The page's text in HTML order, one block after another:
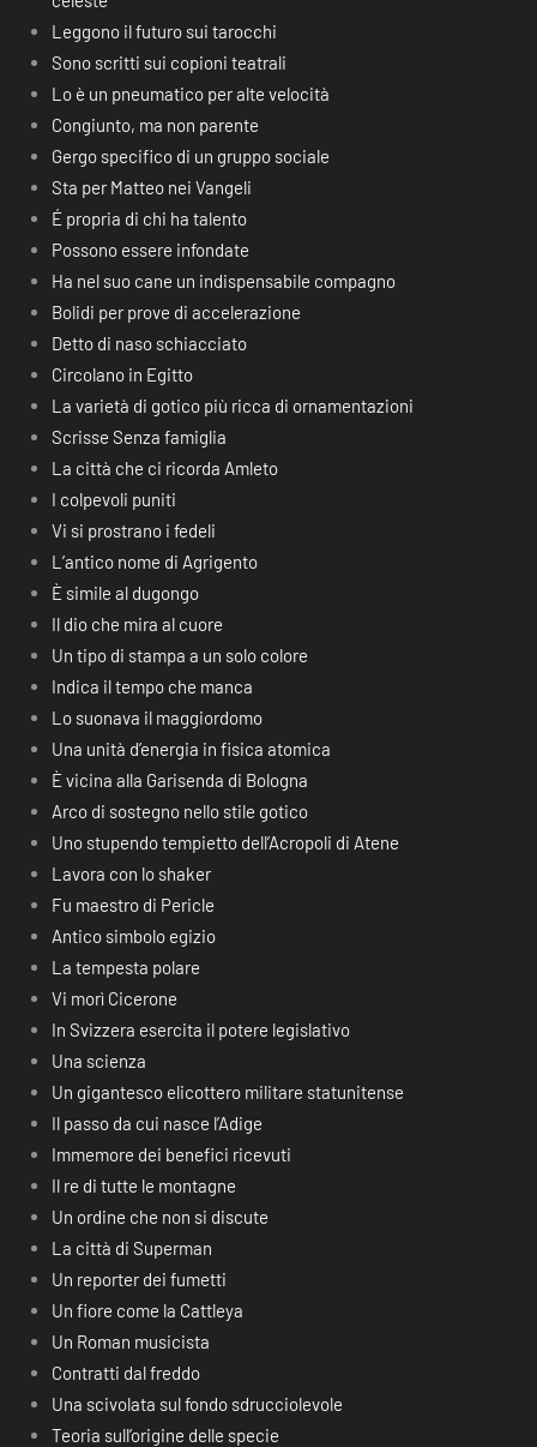
Leggono il futuro sui tarocchi
Sono scritti sui copioni teatrali
Lo è un pneumatico per alte velocità
Congiunto, ma non parente
Gergo specifico di un gruppo sociale
Sta per Matteo nei Vangeli
É propria di chi ha talento
Possono essere infondate
Ha nel suo cane un indispensabile compagno
Bolidi per prove di accelerazione
Detto di naso schiacciato
Circolano in Egitto
La varietà di gotico più ricca di ornamentazioni
Scrisse Senza famiglia
La città che ci ricorda Amleto
I colpevoli puniti
Vi si prostrano i fedeli
L’antico nome di Agrigento
È simile al dugongo
Il dio che mira al cuore
Un tipo di stampa a un solo colore
Indica il tempo che manca
Lo suonava il maggiordomo
Una unità d’energia in fisica atomica
È vicina alla Garisenda di Bologna
Arco di sostegno nello stile gotico
Uno stupendo tempietto dell’Acropoli di Atene
Lavora con lo shaker
Fu maestro di Pericle
Antico simbolo egizio
La tempesta polare
Vi morì Cicerone
In Svizzera esercita il potere legislativo
Una scienza
Un gigantesco elicottero militare statunitense
Il passo da cui nasce l’Adige
Immemore dei benefici ricevuti
Il re di tutte le montagne
Un ordine che non si discute
La città di Superman
Un reporter dei fumetti
Un fiore come la Cattleya
Un Roman musicista
Contratti dal freddo
Una scivolata sul fondo sdrucciolevole
Teoria sull’origine delle specie